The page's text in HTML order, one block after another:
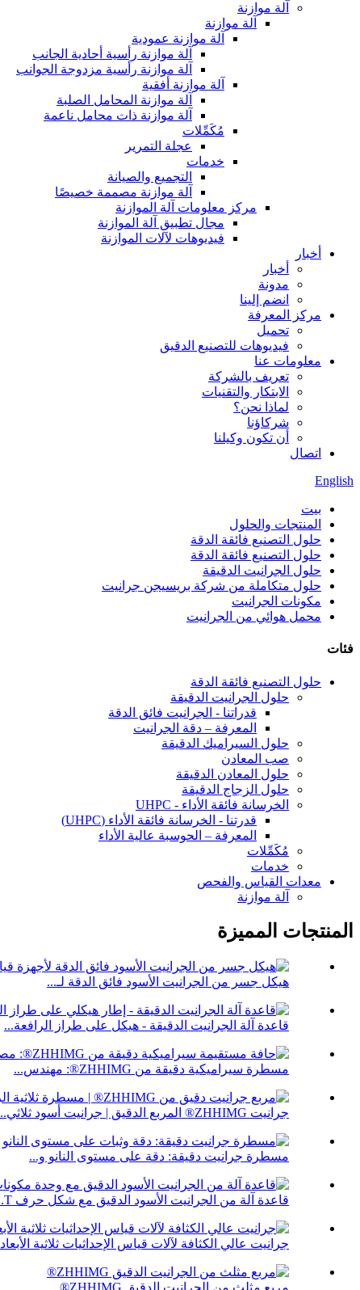
آلة موازنة
آلة موازنة
آلة موازنة عمودية
آلة موازنة رأسية أحادية الجانب
آلة موازنة رأسية مزدوجة الجوانب
آلة موازنة أفقية
آلة موازنة المحامل الصلبة
آلة موازنة ذات محامل ناعمة
مُكَمِّلات
عجلة التمرير
خدمات
التجميع والصيانة
آلة موازنة مصممة خصيصًا
مركز معلومات آلة الموازنة
مجال تطبيق آلة الموازنة
فيديوهات لآلات الموازنة
أخبار
أخبار
مدونة
انضم إلينا
مركز المعرفة
تحميل
فيديوهات للتصنيع الدقيق
معلومات عنا
تعريف بالشركة
الابتكار والتقنيات
لماذا نحن؟
شركاؤنا
أن تكون وكيلنا
اتصال
English
بيت
المنتجات والحلول
حلول التصنيع فائقة الدقة
حلول التصنيع فائقة الدقة
حلول الجرانيت الدقيقة
حلول متكاملة من شركة بريسيجن جرانيت
مكونات الجرانيت
محمل هوائي من الجرانيت
فئات
حلول التصنيع فائقة الدقة
حلول الجرانيت الدقيقة
قدراتنا - الجرانيت فائق الدقة
المعرفة – دقة الجرانيت
حلول السيراميك الدقيقة
صب المعادن
حلول المعادن الدقيقة
حلول الزجاج الدقيقة
الخرسانة فائقة الأداء - UHPC
قدرتنا - الخرسانة فائقة الأداء (UHPC)
المعرفة – الحوسبة عالية الأداء
مُكَمِّلات
خدمات
معدات القياس والفحص
آلة موازنة
المنتجات المميزة
هيكل جسر من الجرانيت الأسود فائق الدقة لـ...
قاعدة آلة الجرانيت الدقيقة - هيكل على طراز الرافعة...
مسطرة سيراميكية دقيقة من ZHHIMG®: مهندس...
جرانيت ZHHIMG® المربع الدقيق | جرانيت أسود ثلاثي...
مسطرة جرانيت دقيقة: دقة على مستوى النانو و...
قاعدة آلة من الجرانيت الأسود الدقيق مع شكل حرف T...
جرانيت عالي الكثافة لآلات قياس الإحداثيات ثلاثية الأبعاد